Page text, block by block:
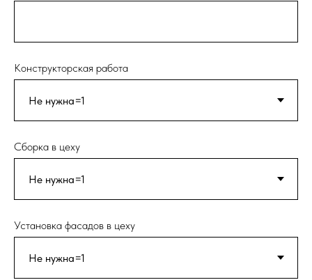
Конструкторская работа
Сборка в цеху
Установка фасадов в цеху